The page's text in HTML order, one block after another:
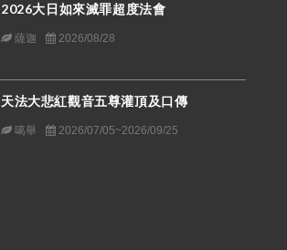
2026大日如來滅罪超度法會
薩迦 2026/08/28
天法大悲紅觀音五尊灌頂及口傳
噶舉 2026/07/05~2026/09/25